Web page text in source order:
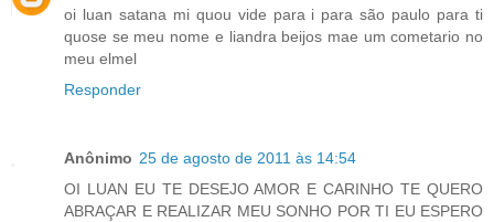
oi luan satana mi quou vide para i para são paulo para ti
quose se meu nome e liandra beijos mae um cometario no
meu elmel
Responder
Anônimo 25 de agosto de 2011 às 14:54
OI LUAN EU TE DESEJO AMOR E CARINHO TE QUERO
ABRAÇAR E REALIZAR MEU SONHO POR TI EU ESPERO